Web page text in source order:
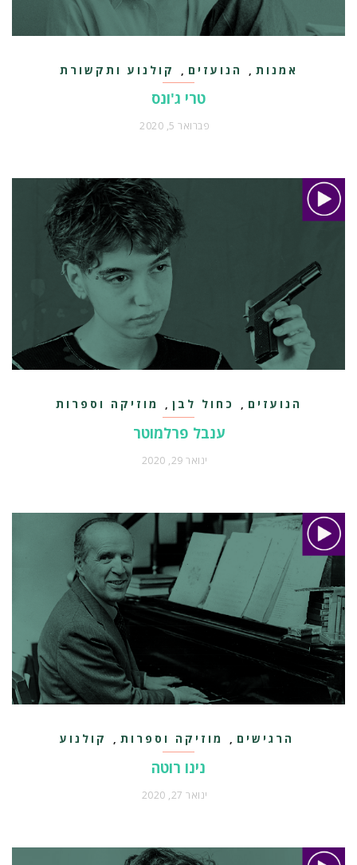
אמנות הנועזים קולנוע ותקשורת
טרי ג'ונס
פברואר 5, 2020
הנועזים , כחול לבן , מוזיקה וספרות
ענבל פרלמוטר
ינואר 29, 2020
הרגישים , מוזיקה וספרות ,
קולנוע
נינו רוטה
ינואר 27, 2020